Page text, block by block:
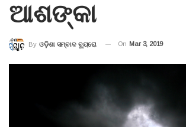
ଆଶଙ୍କା
By ଓଡ଼ିଶା ସମ୍ବାଦ ବ୍ୟୁରୋ On Mar 3, 2019